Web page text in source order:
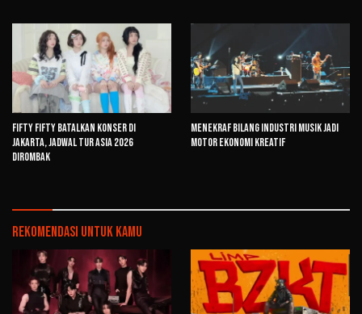
FIFTY FIFTY Batalkan Konser di
Jakarta, Jadwal Tur Asia 2026
Dirombak
Menekraf Bilang Industri Musik Jadi
Motor Ekonomi Kreatif
Rekomendasi untuk kamu